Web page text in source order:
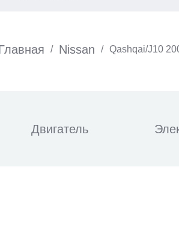
/ Nissan / Qashqai/J10
Двигатель